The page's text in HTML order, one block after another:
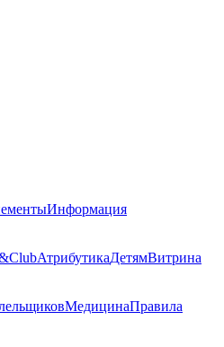
Информация
АтрибутикаДетямВитрина
МедицинаПравила